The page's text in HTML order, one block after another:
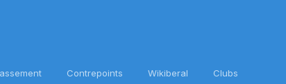
Contrepoints Wikiberal Clubs